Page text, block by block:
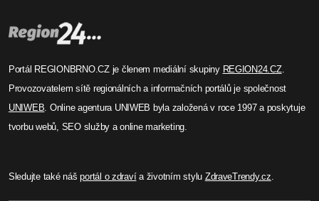
Portál REGIONBRNO.CZ je členem mediální skupiny REGION24.CZ.
Provozovatelem sítě regionálních a informačních portálů je společnost
UNIWEB. Online agentura UNIWEB byla založená v roce 1997 a poskytuje
tvorbu webů, SEO služby a online marketing.
Sledujte také nášportál o zdravía životním stylu ZdraveTrendy.cz.